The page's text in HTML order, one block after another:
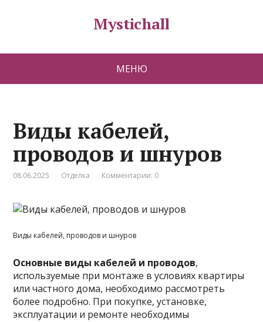
Mystichall
МЕНЮ
Виды кабелей,
проводов и шнуров
08.06.2025 Отделка Комментарии: 0
Виды кабелей, проводов и шнуров
Основные виды кабелей и проводов,
используемые при монтаже в условиях квартиры
или частного дома, необходимо рассмотреть
более подробно. При покупке, установке,
эксплуатации и ремонте необходимы